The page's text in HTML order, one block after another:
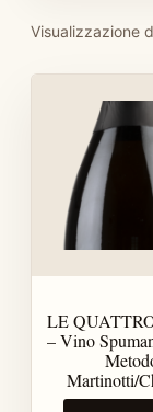
Visualizzazione
LE
– Vino
Martinotti/